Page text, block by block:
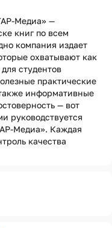
Медиа» —
книг по всем
компания издает
охватывают как
студентов
практические
информативные
— вот
руководствуется
Медиа». Каждая
качества